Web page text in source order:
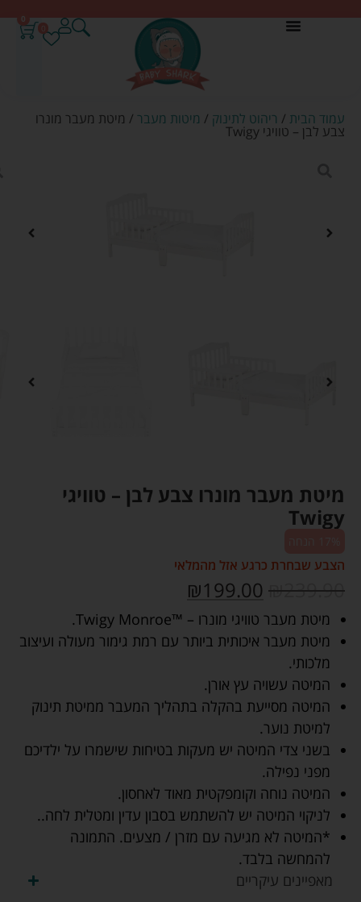
0
עמוד הבית / ריהוט לתינוק / מיטות מעבר / מיטת מעבר מונרו
צבע לבן – טוויגי Twigy
מיטת מעבר מונרו צבע לבן – טוויגי
Twigy
הצבע שבחרת כרגע אזל מהמלאי
₪239.90
₪199.00
מיטת מעבר טוויגי מונרו – ™Twigy Monroe.
מיטת מעבר איכותית ביותר עם רמת גימור מעולה ועיצוב
מלכותי.
המיטה עשויה עץ אורן.
המיטה מסייעת בהקלה בתהליך המעבר ממיטת תינוק
למיטת נוער.
בשני צדי המיטה יש מעקות בטיחות שישמרו על ילדיכם
מפני נפילה.
המיטה נוחה וקומפקטית מאוד לאחסון.
לניקוי המיטה יש להשתמש בסבון עדין ומטלית לחה..
*המיטה לא מגיעה עם מזרן / מצעים. התמונה
להמחשה בלבד.
מאפיינים עיקריים